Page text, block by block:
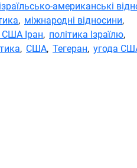
ізраїльсько-американські
, міжнародні відносини,
США Іран, політика Ізраїлю,
, США, Тегеран, угода